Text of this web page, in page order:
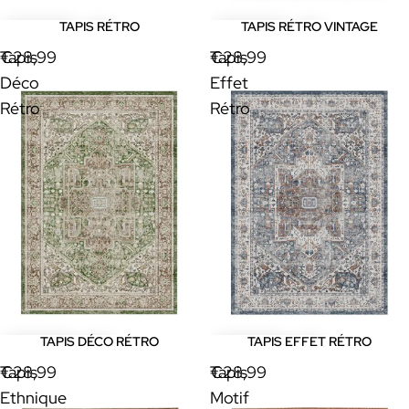
TAPIS RÉTRO TAPIS RÉTRO VINTAGE
Tapis
Déco
Rétro
€28,99
TAPIS DÉCO RÉTRO
Tapis
Effet
Rétro
€28,99
TAPIS EFFET RÉTRO
Tapis
Ethnique
€28,99
Tapis
Motif
€28,99